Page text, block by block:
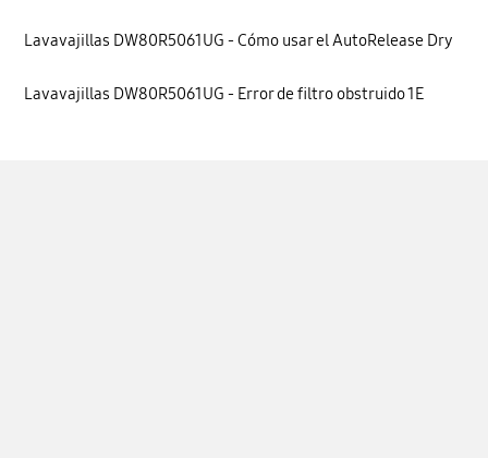
Lavavajillas DW80R5061UG - Cómo usar el AutoRelease Dry
Lavavajillas DW80R5061UG - Error de filtro obstruido 1E